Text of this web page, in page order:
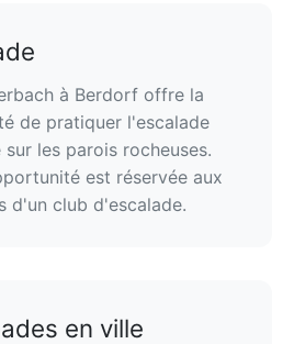
à Berdorf offre la
de pratiquer l'escalade
sur les parois rocheuses.
est réservée aux
d'un club d'escalade.
en ville